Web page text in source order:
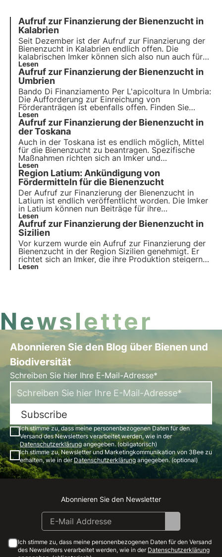
Aufruf zur Finanzierung der Bienenzucht in
Kalabrien
Seit Dezember ist der Aufruf zur Finanzierung der
Bienenzucht in Kalabrien endlich offen. Die
kalabrischen Imker können sich also nun auch für
ihre Imkertätigkeit bewerben. Der neue Aufruf zur
Finanzierung wurde mit dem Ziel genehmigt, die
Bienenzucht in Kalabrien zu verbessern.
Lesen
Aufruf zur Finanzierung der Bienenzucht in
Umbrien
Bando Di Finanziamento Per L'apicoltura In Umbria:
Die Aufforderung zur Einreichung von
Förderanträgen ist ebenfalls offen. Finden Sie
heraus, wie Sie Beiträge für Ihre Imkertätigkeit in
der Region Umbrien beantragen können. Lesen Sie
die Details in unserem Blog
Lesen
Aufruf zur Finanzierung der Bienenzucht in
der Toskana
Auch in der Toskana ist es endlich möglich, Mittel
für die Bienenzucht zu beantragen. Spezifische
Maßnahmen richten sich an Imker und
Imkerorganisationen, sowohl für technische Hilfe
als auch für die Varroatosebekämpfung
Lesen
Region Latium: Ankündigung von
Fördermitteln für die Bienenzucht
Der Aufruf zur Finanzierung der Bienenzucht in
Latium ist endlich veröffentlicht worden. Die Imker
in Latium können nun Beiträge für ihre
Imkertätigkeit beantragen.
Lesen
Aufruf zur Finanzierung der Bienenzucht in
Sizilien
Vor kurzem wurde ein Aufruf zur Finanzierung der
Bienenzucht in der Region Sizilien genehmigt. Er
richtet sich an Imker, die ihre Produktion steigern
und die Qualität ihrer Erzeugnisse verbessern
Lesen
Newsletter
Abonnieren Sie den Blog über Bienen und
Biodiversität
Schreiben Sie hier Ihre E-Mail-Adresse*
Subscribe
Ich stimme zu, dass meine personenbezogenen Daten für den
Versand des Newsletters verarbeitet werden, wie in der
Datenschutzerklärungangegeben. (obligatorisch)
Ich stimme zu, Newsletter und Marketingkommunikation von 3Bee zu
erhalten, wie in derDatenschutzerklärungangegeben. (optional)
Instagram
Facebook
Linkedin
Youtube
Abonnieren Sie den Newsletter
Ich stimme zu, dass meine personenbezogenen Daten für den Versand
des Newsletters verarbeitet werden, wie in der Datenschutzerklärung